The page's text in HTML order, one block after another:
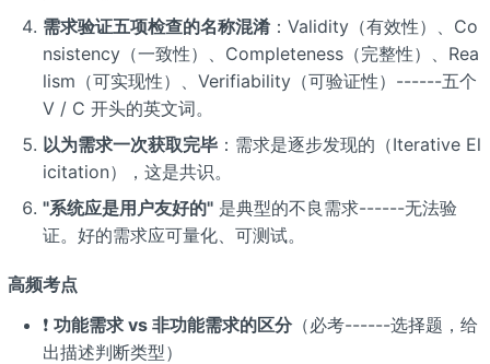
需求验证五项检查的名称混淆：Validity（有效性）、Co
nsistency（一致性）、Completeness（完整性）、Rea
lism（可实现性）、Verifiability（可验证性）------五个
V / C 开头的英文词。
以为需求一次获取完毕：需求是逐步发现的（Iterative El
icitation），这是共识。
"系统应是用户友好的"是典型的不良需求------无法验
证。好的需求应可量化、可测试。
高频考点
❗ 功能需求 vs 非功能需求的区分（必考------选择题，给
出描述判断类型）